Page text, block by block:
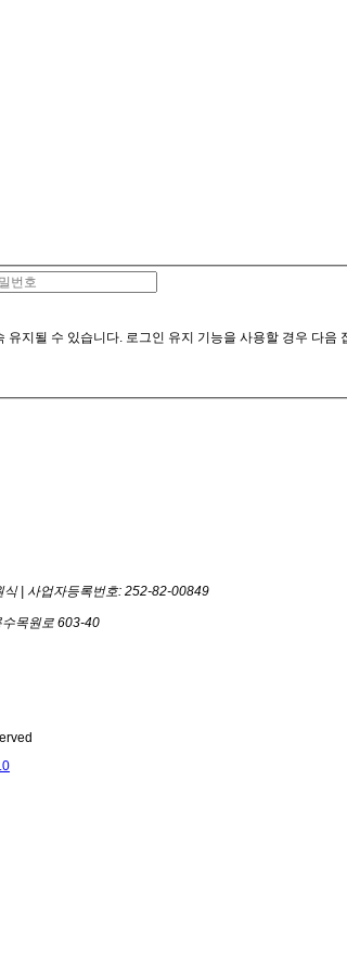
유지될 수 있습니다. 로그인 유지 기능을 사용할 경우 다
| 사업자등록번호: 252-82-00849
목원로 603-40